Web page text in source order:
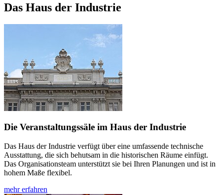
Das Haus der Industrie
Die Veranstaltungssäle im Haus der Industrie
Das Haus der Industrie verfügt über eine umfassende technische
Ausstattung, die sich behutsam in die historischen Räume einfügt.
Das Organisationsteam unterstützt sie bei Ihren Planungen und ist in
hohem Maße flexibel.
mehr erfahren